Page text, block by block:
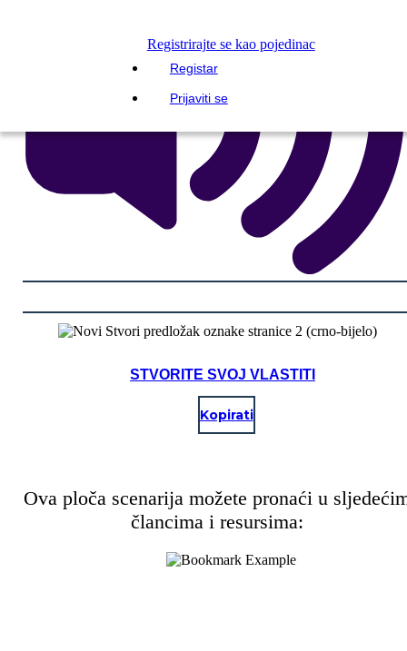
Registrirajte se kao pojedinac
Registar
Prijaviti se
STVORITE SVOJ VLASTITI
Kopirati
Ova ploča scenarija možete pronaći u
člancima i resursima: